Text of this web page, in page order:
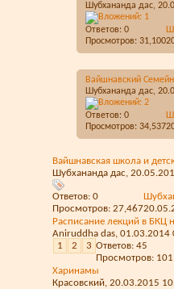
Шубхананда дас,
Ответов: 0
Просмотров: 31,100
Вайшнавский
Шубхананда дас,
Ответов: 0
Просмотров: 34,537
Вайшнавская школа и
Шубхананда дас,
Ответов: 0
Просмотров: 27,467
Расписание лекций в БКЦ
Aniruddha das, 01.03.2014
1
2 3 Ответов: 45
Просмотров:
Харинамы
Красовский, 20.03.2015